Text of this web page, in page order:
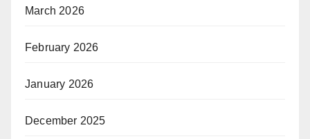
March 2026
February 2026
January 2026
December 2025